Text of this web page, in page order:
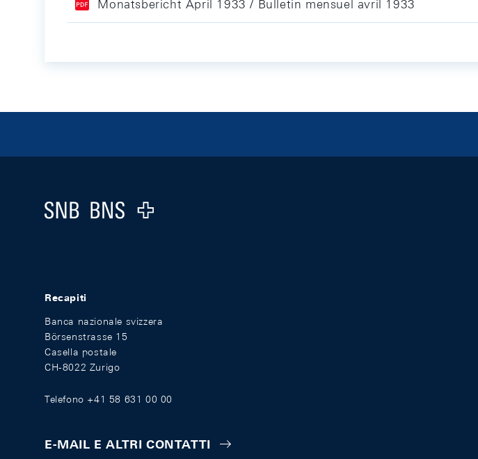
Monatsbericht April 1933 / Bulletin mensuel avril 1933
Logo
Recapiti
Banca nazionale svizzera
Börsenstrasse 15
Casella postale
CH-8022 Zurigo
Telefono +41 58 631 00 00
E-MAIL E ALTRI CONTATTI